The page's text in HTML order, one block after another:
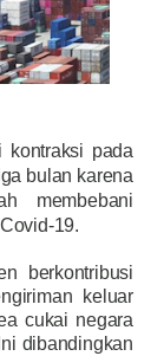
kontraksi pada
bulan karena
membebani
19.
berkontribusi
keluar
cukai negara
dibandingkan